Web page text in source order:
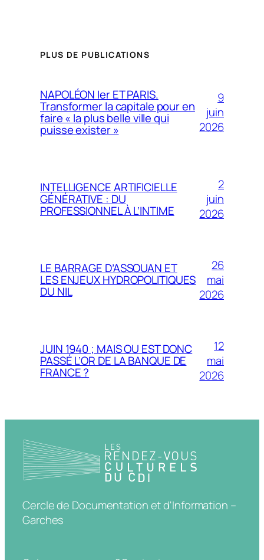
PLUS DE PUBLICATIONS
NAPOLÉON Ier ET PARIS.
Transformer la capitale pour en
faire « la plus belle ville qui
puisse exister »
9
juin
2026
INTELLIGENCE ARTIFICIELLE
GÉNÉRATIVE : DU
PROFESSIONNEL À L’INTIME
2
juin
2026
LE BARRAGE D’ASSOUAN ET
LES ENJEUX HYDROPOLITIQUES
DU NIL
26
mai
2026
JUIN 1940 ; MAIS OU EST DONC
PASSÉ L’OR DE LA BANQUE DE
FRANCE ?
12
mai
2026
Cercle de Documentation et d'Information –
Garches